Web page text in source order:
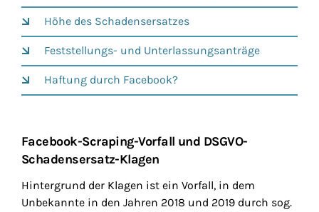
Höhe des Schadensersatzes
Feststellungs- und Unterlassungsanträge
Haftung durch Facebook?
Facebook-Scraping-Vorfall und DSGVO-
Schadensersatz-Klagen
Hintergrund der Klagen ist ein Vorfall, in dem
Unbekannte in den Jahren 2018 und 2019 durch sog.